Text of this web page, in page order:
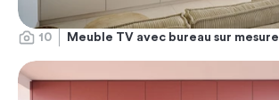
10 Meuble TV avec bureau sur mesure